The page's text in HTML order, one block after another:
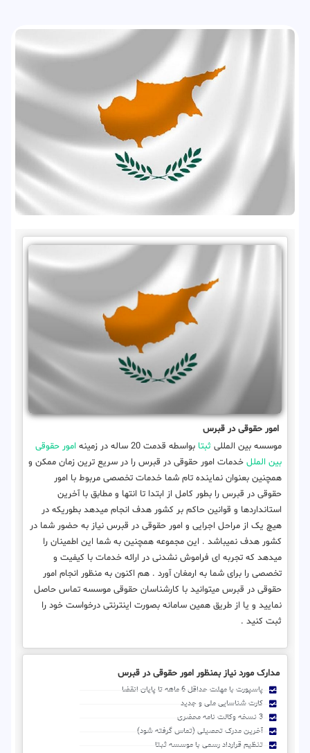
امور حقوقی در قبرس
موسسه بین المللی ثبتا بواسطه قدمت 20 ساله در زمینه
امور حقوقی
بین الملل خدمات امور حقوقی در قبرس را در سریع ترین زمان ممکن و
همچنین بعنوان نماینده تام شما خدمات تخصصی مربوط با امور
حقوقی در قبرس را بطور کامل از ابتدا تا انتها و مطابق با آخرین
استانداردها و قوانین حاکم بر کشور هدف انجام میدهد بطوریکه در
هیچ یک از مراحل اجرایی و امور حقوقی در قبرس نیاز به حضور شما در
کشور هدف نمیباشد . این مجموعه همچنین به شما این اطمینان را
میدهد که تجربه ای فراموش نشدنی در ارائه خدمات با کیفیت و
تخصصی را برای شما به ارمغان آورد . هم اکنون به منظور انجام امور
حقوقی در قبرس میتوانید با کارشناسان حقوقی موسسه تماس حاصل
نمایید و یا از طریق همین سامانه بصورت اینترنتی درخواست خود را
ثبت کنید .
مدارک مورد نیاز بمنظور امور حقوقی در قبرس
پاسپورت با مهلت حداقل 6 ماهه تا پایان انقضا
کارت شناسایی ملی و جدید
3 نسخه وکالت نامه محضری
آخرین مدرک تحصیلی (تماس گرفته شود)
تنظیم قرارداد رسمی با موسسه ثبتا